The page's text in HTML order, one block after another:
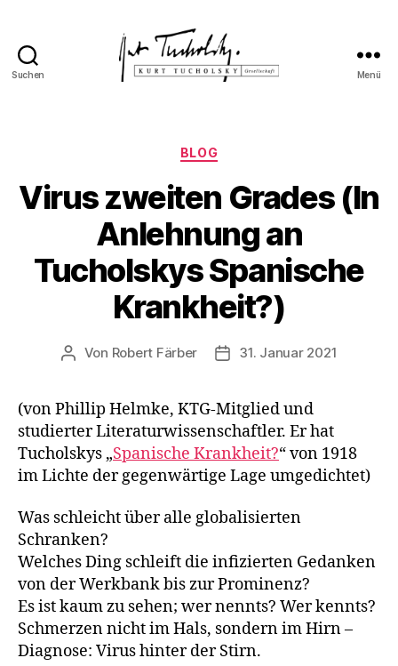
Suchen Menü
Kategorien
BLOG
Virus zweiten Grades (In
Anlehnung an
Tucholskys Spanische
Krankheit?)
Beitragsautor
Von Robert Färber Veröffentlichungsdatum
31. Januar 2021
(von Phillip Helmke, KTG-Mitglied und
studierter Literaturwissenschaftler. Er hat
Tucholskys „Spanische Krankheit?“ von 1918
im Lichte der gegenwärtige Lage umgedichtet)
Was schleicht über alle globalisierten
Schranken?
Welches Ding schleift die infizierten Gedanken
von der Werkbank bis zur Prominenz?
Es ist kaum zu sehen; wer nennts? Wer kennts?
Schmerzen nicht im Hals, sondern im Hirn –
Diagnose: Virus hinter der Stirn.